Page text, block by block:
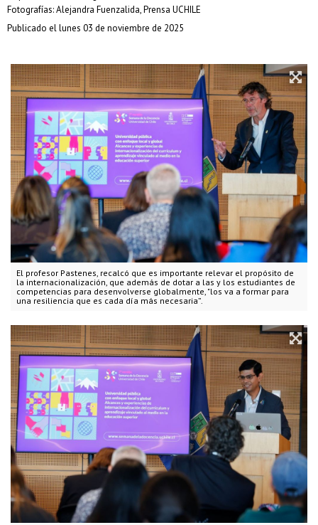
El profesor Pastenes, recalcó que es importante relevar el propósito de
la internacionalización, que además de dotar a las y los estudiantes de
competencias para desenvolverse globalmente, "los va a formar para
una resiliencia que es cada día más necesaria”.
Fotografías: Alejandra Fuenzalida, Prensa UCHILE
Publicado el lunes 03 de noviembre de 2025